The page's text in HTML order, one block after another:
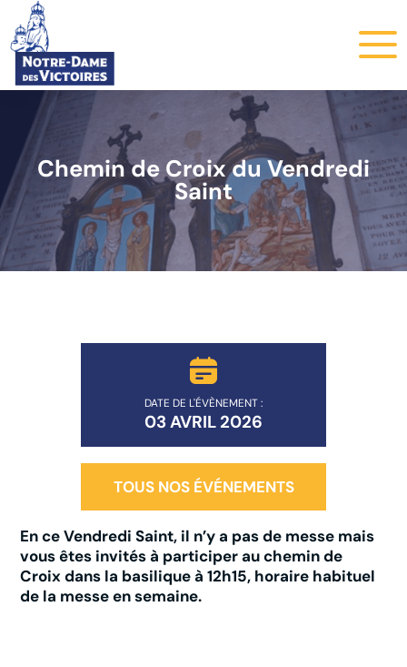
Chemin de Croix du Vendredi
Saint
DATE DE L'ÉVÈNEMENT :
03 AVRIL 2026
TOUS NOS ÉVÉNEMENTS
En ce Vendredi Saint, il n’y a pas de messe mais
vous êtes invités à participer au chemin de
Croix dans la basilique à 12h15, horaire habituel
de la messe en semaine.